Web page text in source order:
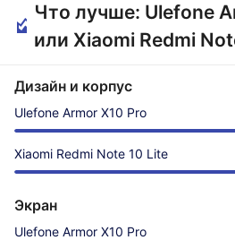
Что лучше: Ulefone
или Xiaomi Redmi
Дизайн и корпус
Ulefone Armor X10 Pro
Xiaomi Redmi Note 10 Lite
Экран
Ulefone Armor X10 Pro